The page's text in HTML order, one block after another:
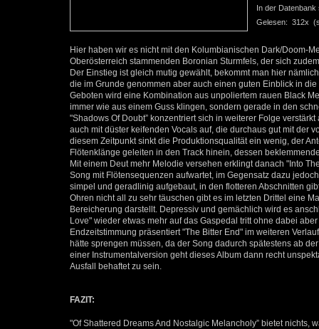
In der Datenbank
Gelesen: 312x
Hier haben wir es nicht mit den Kolumbianischen Dark/Doom-
Oberösterreich stammenden Boronian Sturmfels, der sich
Der Einstieg ist gleich mutig gewählt, bekommt man hier
die im Grunde genommen aber auch einen guten Einblick in
Geboten wird eine Kombination aus unpoliertem rauen Black
immer wie aus einem Guss klingen, sondern gerade in den
"Shadows Of Doubt” konzentriert sich in weiterer Folge
auch mit düster keifenden Vocals auf, die durchaus gut mit der
diesem Zeitpunkt sinkt die Produktionsqualität ein wenig, der
Flötenklänge geleiten in den Track hinein, dessen
Mit einem Deut mehr Melodie versehen erklingt danach "Into
Song mit Flötensequenzen aufwartet, im Gegensatz dazu
simpel und geradlinig aufgebaut, in den flotteren Abschnitten
Ohren nicht all zu sehr täuschen gibt es im letzten Drittel eine
Bereicherung darstellt. Depressiv und gemächlich wird es
Love" wieder etwas mehr auf das Gaspedal tritt ohne dabei
Endzeitstimmung präsentiert "The Bitter End" im weiteren
hätte sprengen müssen, da der Song dadurch spätestens ab
einer Instrumentalversion geht dieses Album dann recht
Ausfall behaftet zu sein.
FAZIT:
"Of Shattered Dreams And Nostalgic Melancholy” bietet nichts,